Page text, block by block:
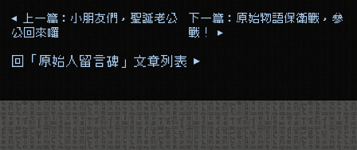
◂ 上一篇：小朋友們，聖誕老公
公回來囉
下一篇：原始物語保衛戰，參
戰！ ▸
回「原始人留言碑」文章列表 ▸